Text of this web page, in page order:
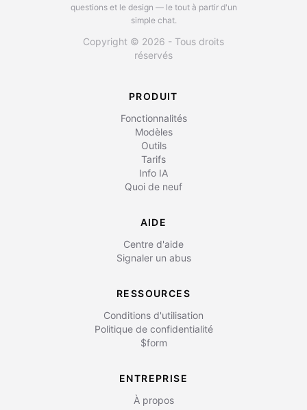
questions et le design — le tout à partir d'un
simple chat.
Copyright © 2026 - Tous droits
réservés
PRODUIT
Fonctionnalités
Modèles
Outils
Tarifs
Info IA
Quoi de neuf
AIDE
Centre d'aide
Signaler un abus
RESSOURCES
Conditions d'utilisation
Politique de confidentialité
$form
ENTREPRISE
À propos